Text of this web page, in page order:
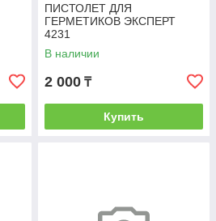
ПИСТОЛЕТ ДЛЯ
ГЕРМЕТИКОВ ЭКСПЕРТ
4231
В наличии
2 000 ₸
Купить